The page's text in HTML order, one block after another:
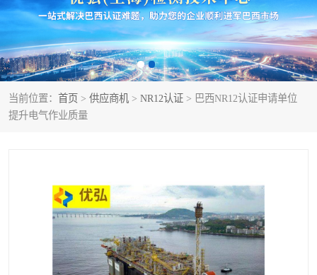
当前位置： 首页 > 供应商机 > NR12认证 > 巴西NR12认证申请单位
提升电气作业质量
NR12认证 NR13认证
ART认证 巴西NR认证
巴西认证 RETIE认证